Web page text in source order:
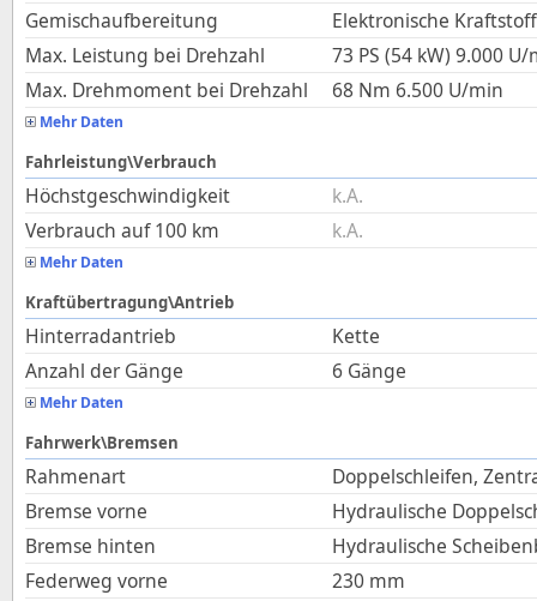
Gemischaufbereitung
Elektronische
Max. Leistung bei Drehzahl
73 PS (54 kW) 9.000 U/
Max. Drehmoment bei Drehzahl
68 Nm 6.500 U/min
Mehr Daten
Fahrleistung\Verbrauch
Höchstgeschwindigkeit
k.A.
Verbrauch auf 100 km
k.A.
Mehr Daten
Kraftübertragung\Antrieb
Hinterradantrieb
Kette
Anzahl der Gänge
6 Gänge
Mehr Daten
Fahrwerk\Bremsen
Rahmenart
Doppelschleifen,
Bremse vorne
Hydraulische
Bremse hinten
Hydraulische
Federweg vorne
230 mm